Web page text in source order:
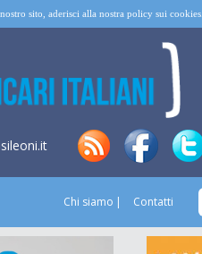
sito, aderisci alla nostra policy sui cookies.
Chi siamo Contatti